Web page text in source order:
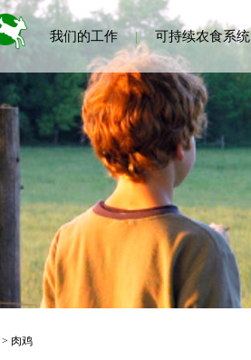
我们的工作 | 可持续农食系统
> 肉鸡